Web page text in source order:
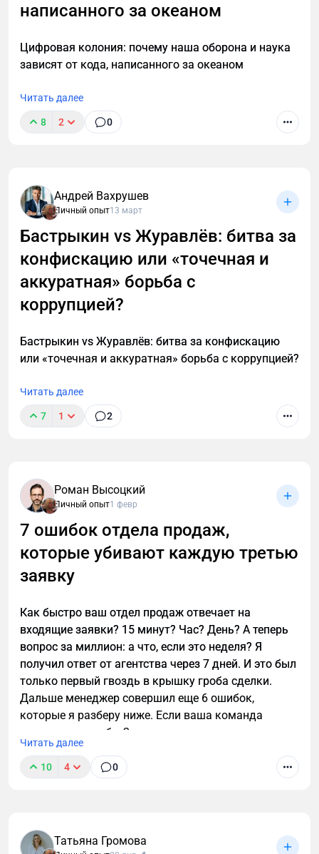
написанного за океаном
Цифровая колония: почему наша оборона и наука
зависят от кода, написанного за океаном
Читать далее
8 2 0
Андрей Вахрушев
Личный опыт13 март
Бастрыкин vs Журавлёв: битва за
конфискацию или «точечная и
аккуратная» борьба с
коррупцией?
Бастрыкин vs Журавлёв: битва за конфискацию
или «точечная и аккуратная» борьба с коррупцией?
Читать далее
7 1 2
Роман Высоцкий
Личный опыт1 февр
7 ошибок отдела продаж,
которые убивают каждую третью
заявку
Как быстро ваш отдел продаж отвечает на
входящие заявки? 15 минут? Час? День? А теперь
вопрос за миллион: а что, если это неделя? Я
получил ответ от агентства через 7 дней. И это был
только первый гвоздь в крышку гроба сделки.
Дальше менеджер совершил еще 6 ошибок,
которые я разберу ниже. Если ваша команда
допускает хотя бы 2 из них — вы сливаете каждую
третью заявку.
Читать далее
10 4 0
Татьяна Громова